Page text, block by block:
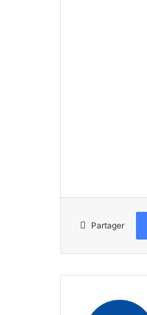
Partager